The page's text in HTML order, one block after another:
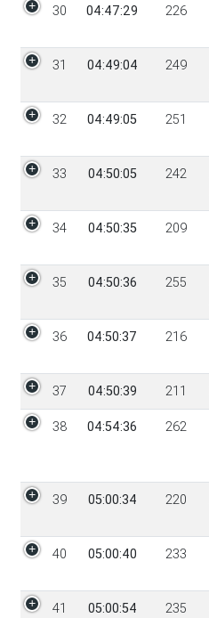
30 04:47:29 226
31 04:49:04 249
32 04:49:05 251
33 04:50:05 242
34 04:50:35 209
35 04:50:36 255
36 04:50:37 216
37 04:50:39 211
38 04:54:36 262
39 05:00:34 220
40 05:00:40 233
41 05:00:54 235